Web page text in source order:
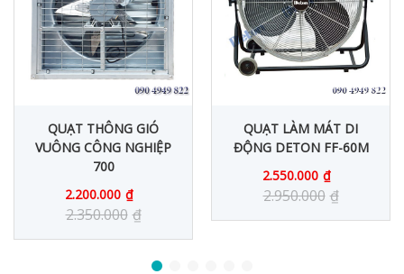
QUẠT THÔNG GIÓ
VUÔNG CÔNG NGHIỆP
700
2.200.000 ₫
2.350.000 ₫
QUẠT LÀM MÁT DI
ĐỘNG DETON FF-60M
2.550.000 ₫
2.950.000 ₫